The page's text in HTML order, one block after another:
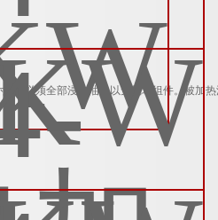
“B”必须全部浸入油中以免烧坏组件。被加热